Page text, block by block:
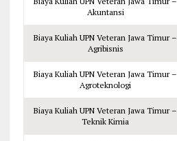
Akuntansi
Biaya Kuliah UPN Veteran Jawa Timur –
Agribisnis
Biaya Kuliah UPN Veteran Jawa Timur –
Agroteknologi
Biaya Kuliah UPN Veteran Jawa Timur –
Teknik Kimia